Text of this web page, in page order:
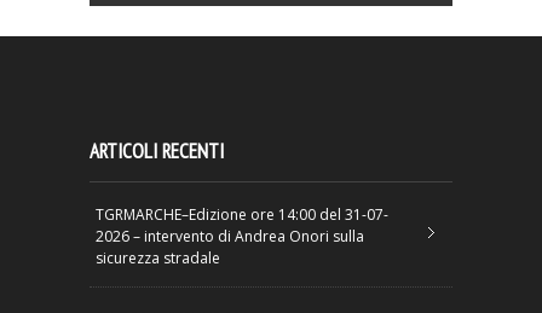
ARTICOLI RECENTI
TGRMARCHE–Edizione ore 14:00 del 31-07-
2026 – intervento di Andrea Onori sulla
sicurezza stradale